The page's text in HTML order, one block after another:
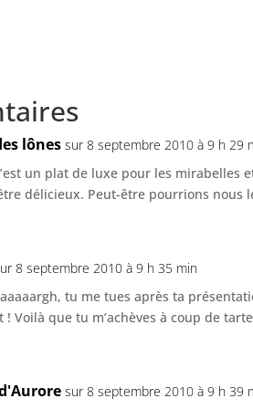
lônes sur 8 septembre 2010 à 9 h 29
un plat de luxe pour les mirabelles
délicieux. Peut-être pourrions nous
8 septembre 2010 à 9 h 35 min
tu me tues après ta
! Voilà que tu m’achèves à coup de
sur 8 septembre 2010 à 9 h 39